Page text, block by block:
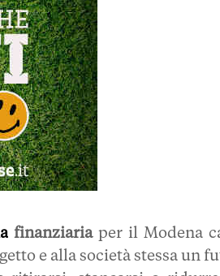
finanziariaper il Modena
e alla società stessa un